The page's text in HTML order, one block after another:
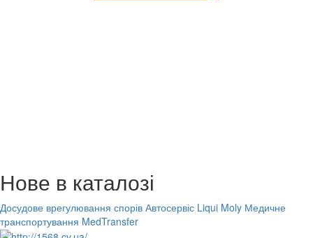
Нове в каталозі
Досудове врегулювання спорів Автосервіс Liqui Moly Медичне
транспортування MedTransfer